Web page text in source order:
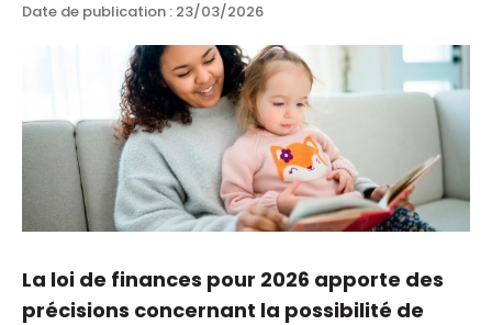
Date de publication : 23/03/2026
La loi de finances pour 2026 apporte des
précisions concernant la possibilité de